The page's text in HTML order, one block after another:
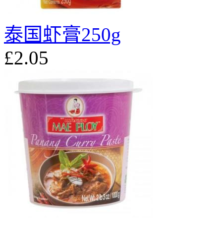
泰国虾膏250g
£2.05